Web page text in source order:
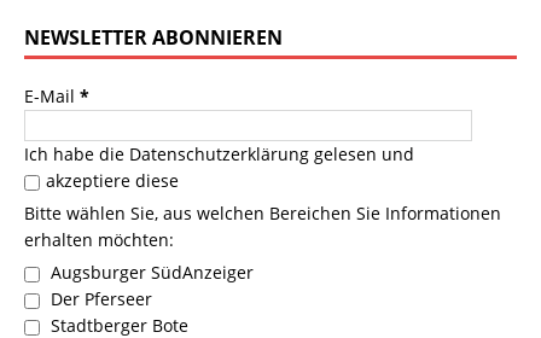
NEWSLETTER ABONNIEREN
E-Mail *
Ich habe die Datenschutzerklärung gelesen und
akzeptiere diese
Bitte wählen Sie, aus welchen Bereichen Sie Informationen
erhalten möchten:
Augsburger SüdAnzeiger
Der Pferseer
Stadtberger Bote